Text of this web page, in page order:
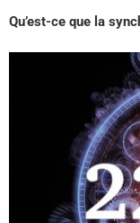
Qu’est-ce que la